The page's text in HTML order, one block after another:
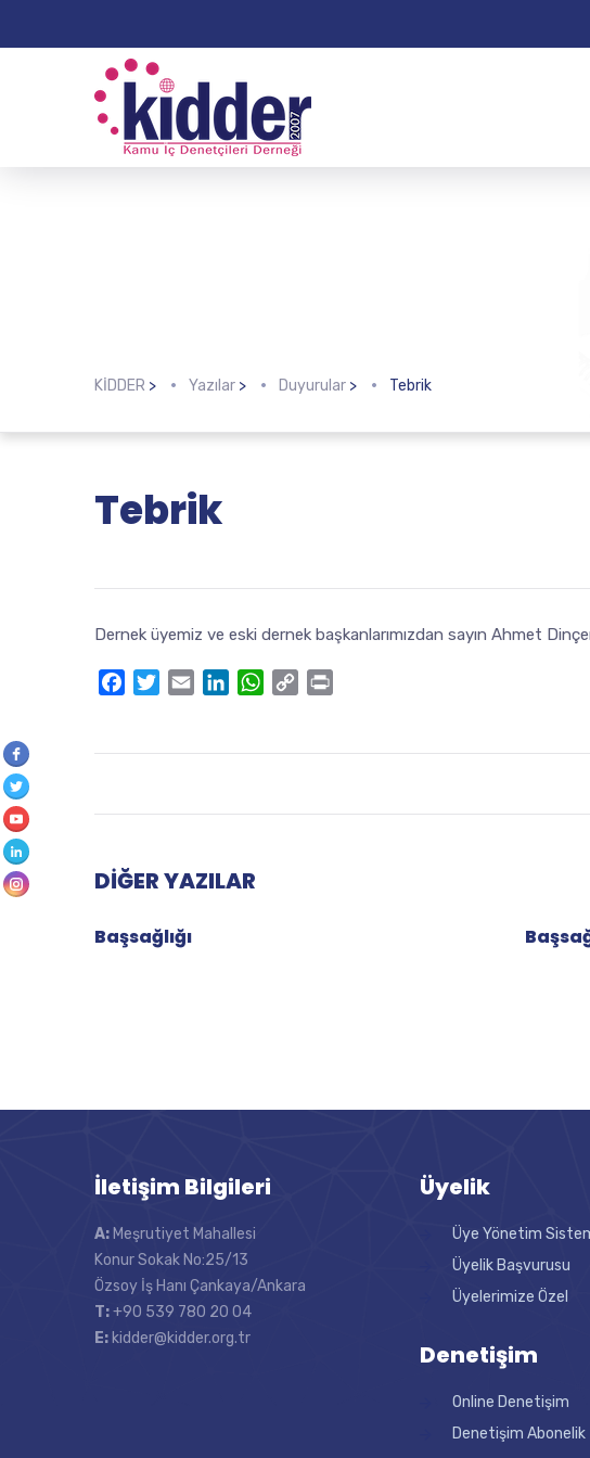
KİDDER > Yazılar > Duyurular > Tebrik
Tebrik
Dernek üyemiz ve eski dernek başkanlarımızdan sayın Ahmet
FacebookTwitter
Email LinkedInWhatsApp
Copy
DIĞER YAZILAR
Başsağlığı
İletişim Bilgileri
A: Meşrutiyet Mahallesi
Konur Sokak No:25/13
Özsoy İş Hanı Çankaya/Ankara
T:+90 539 780 20 04
E: kidder@kidder.org.tr
Üyelik
Üye Yönetim
Üyelik Başvurusu
Üyelerimize Özel
Denetişim
Online Denetişim
Denetişim Abonelik